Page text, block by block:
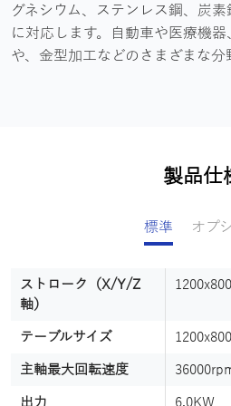
グネシウム、ステンレス鋼、炭
に対応します。自動車や医療機
や、金型加工などのさまざまな分
製品仕
標準 オプ
ストローク（X/Y/Z
軸）
テーブルサイズ
主軸最大回転速度
出力 6.0KW
CCD カメラ 超高精